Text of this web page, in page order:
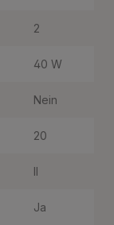
2
40 W
Nein
20
II
Ja